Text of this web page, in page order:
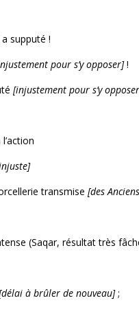
supputé !
pour s’y opposer]!
[injustement pour s’y
transmise [des
(Saqar, résultat très
à brûler de nouveau];